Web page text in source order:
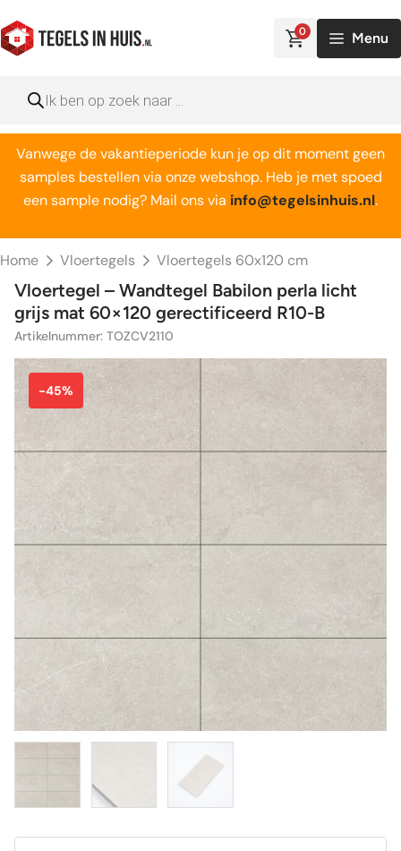
naar
de
0 Menu
zoeken
Vanwege de vakantieperiode kun je op dit moment geen
samples bestellen via onze webshop. Heb je met spoed
een sample nodig? Mail ons via info@tegelsinhuis.nl.
Home Vloertegels Vloertegels 60x120 cm
Vloertegel – Wandtegel Babilon perla licht
grijs mat 60×120 gerectificeerd R10-B
Artikelnummer: TOZCV2110
-45%